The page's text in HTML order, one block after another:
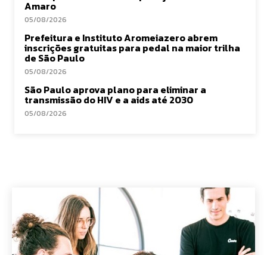
Amaro
05/08/2026
Prefeitura e Instituto Aromeiazero abrem
inscrições gratuitas para pedal na maior trilha
de São Paulo
05/08/2026
São Paulo aprova plano para eliminar a
transmissão do HIV e a aids até 2030
05/08/2026